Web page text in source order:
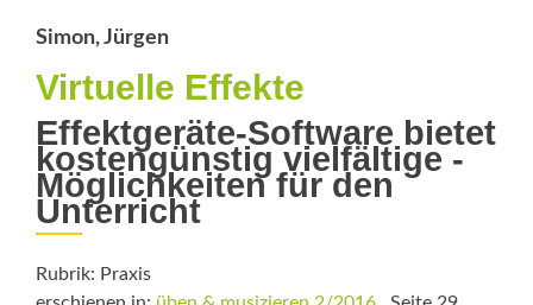
Simon, Jürgen
Virtuelle Effekte
Effektgeräte-Software bietet
kostengünstig vielfältige ­
Möglichkeiten für den
Unterricht
Rubrik: Praxis